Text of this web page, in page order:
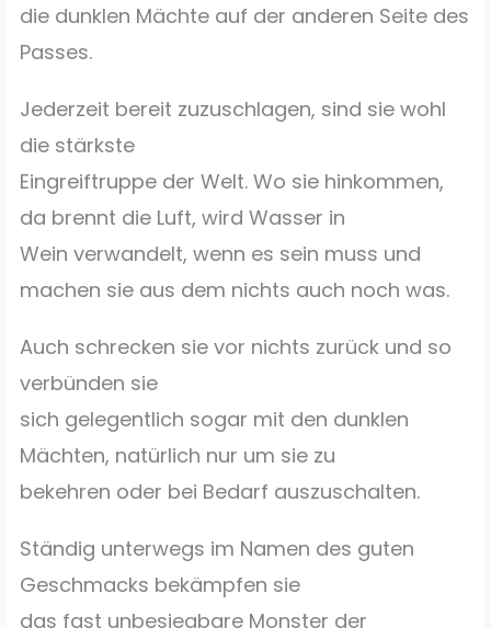
die dunklen Mächte auf der anderen Seite des
Passes.
Jederzeit bereit zuzuschlagen, sind sie wohl
die stärkste
Eingreiftruppe der Welt. Wo sie hinkommen,
da brennt die Luft, wird Wasser in
Wein verwandelt, wenn es sein muss und
machen sie aus dem nichts auch noch was.
Auch schrecken sie vor nichts zurück und so
verbünden sie
sich gelegentlich sogar mit den dunklen
Mächten, natürlich nur um sie zu
bekehren oder bei Bedarf auszuschalten.
Ständig unterwegs im Namen des guten
Geschmacks bekämpfen sie
das fast unbesiegbare Monster der